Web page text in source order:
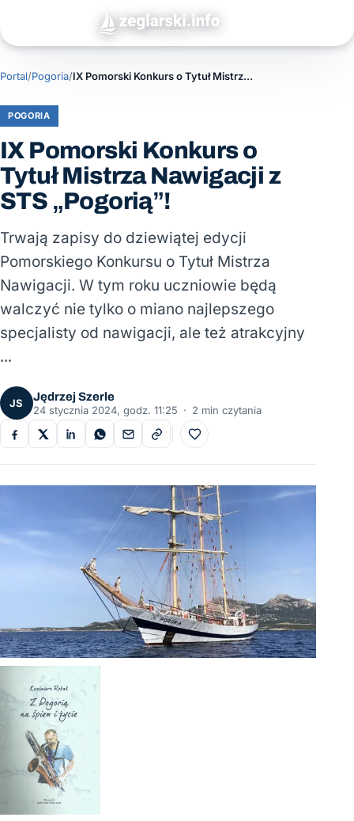
Portal/Pogoria/ IX Pomorski Konkurs o Tytuł Mistrza Nawigacji z STS „Pogorią”!
POGORIA
IX Pomorski Konkurs o
Tytuł Mistrza Nawigacji z
STS „Pogorią”!
Trwają zapisy do dziewiątej edycji
Pomorskiego Konkursu o Tytuł Mistrza
Nawigacji. W tym roku uczniowie będą
walczyć nie tylko o miano najlepszego
specjalisty od nawigacji, ale też atrakcyjny
…
JS
Jędrzej Szerle
24 stycznia 2024, godz. 11:25 · 2 min czytania
Do ulubionych